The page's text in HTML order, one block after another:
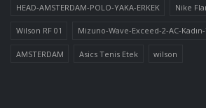
HEAD-AMSTERDAM-POLO-YAKA-ERKEK Nike
Wilson RF 01 Mizuno-Wave-Exceed-2-AC-Kadın-
AMSTERDAM Asics Tenis Etek wilson